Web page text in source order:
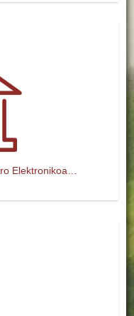
Elektronikoa…